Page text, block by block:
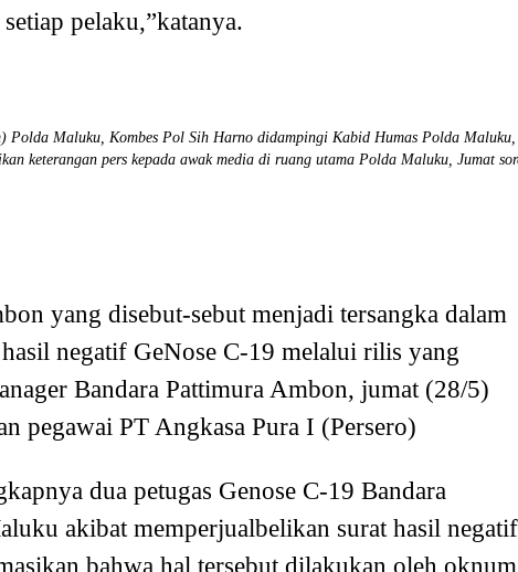
pelaku,”katanya.
Maluku, Kombes Pol Sih Harno didampingi Kabid Humas Polda Maluku,
keterangan pers kepada awak media di ruang utama Polda Maluku, Jumat
yang disebut-sebut menjadi tersangka dalam
negatif GeNose C-19 melalui rilis yang
Bandara Pattimura Ambon, jumat (28/5)
pegawai PT Angkasa Pura I (Persero)
dua petugas Genose C-19 Bandara
akibat memperjualbelikan surat hasil negatif
bahwa hal tersebut dilakukan oleh oknum